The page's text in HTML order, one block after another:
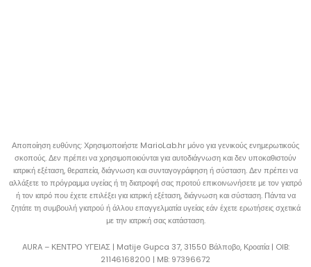
Αποποίηση ευθύνης: Χρησιμοποιήστε MarioLab.hr μόνο για γενικούς ενημερωτικούς
σκοπούς. Δεν πρέπει να χρησιμοποιούνται για αυτοδιάγνωση και δεν υποκαθιστούν
ιατρική εξέταση, θεραπεία, διάγνωση και συνταγογράφηση ή σύσταση. Δεν πρέπει να
αλλάξετε το πρόγραμμα υγείας ή τη διατροφή σας προτού επικοινωνήσετε με τον γιατρό
ή τον ιατρό που έχετε επιλέξει για ιατρική εξέταση, διάγνωση και σύσταση. Πάντα να
ζητάτε τη συμβουλή γιατρού ή άλλου επαγγελματία υγείας εάν έχετε ερωτήσεις σχετικά
με την ιατρική σας κατάσταση.
AURA – ΚΕΝΤΡΟ ΥΓΕΙΑΣ | Matije Gupca 37, 31550 Βάλποβο, Κροατία | OIB:
21146168200 | MB: 97396672